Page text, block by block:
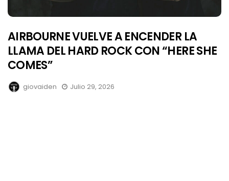
AIRBOURNE VUELVE A ENCENDER LA
LLAMA DEL HARD ROCK CON “HERE SHE
COMES”
giovaiden Julio 29, 2026